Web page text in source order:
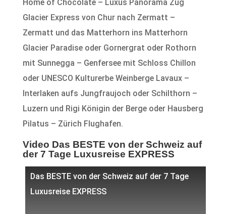
Home of Chocolate – Luxus Panorama Zug
Glacier Express von Chur nach Zermatt –
Zermatt und das Matterhorn ins Matterhorn
Glacier Paradise oder Gornergrat oder Rothorn
mit Sunnegga – Genfersee mit Schloss Chillon
oder UNESCO Kulturerbe Weinberge Lavaux –
Interlaken aufs Jungfraujoch oder Schilthorn –
Luzern und Rigi Königin der Berge oder Hausberg
Pilatus – Zürich Flughafen.
Video Das BESTE von der Schweiz auf
der 7 Tage Luxusreise EXPRESS
Das BESTE von der Schweiz auf der 7 Tage
Luxusreise EXPRESS